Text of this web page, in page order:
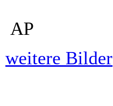
AP
weitere Bilder